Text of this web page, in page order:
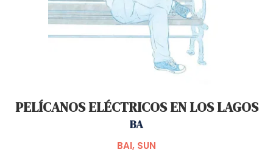
PELÍCANOS ELÉCTRICOS EN LOS LAGOS
BA
BAI, SUN